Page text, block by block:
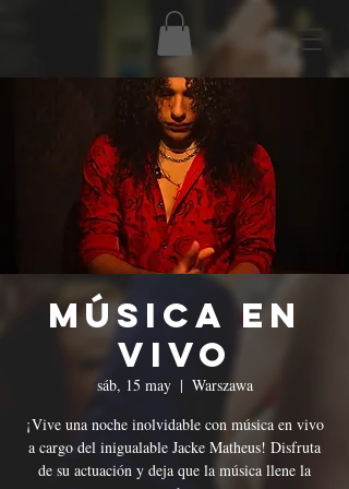
Música en
Vivo
sáb, 15 may
  |
Warszawa
¡Vive una noche inolvidable con música en vivo
a cargo del inigualable Jacke Matheus! Disfruta
de su actuación y deja que la música llene la